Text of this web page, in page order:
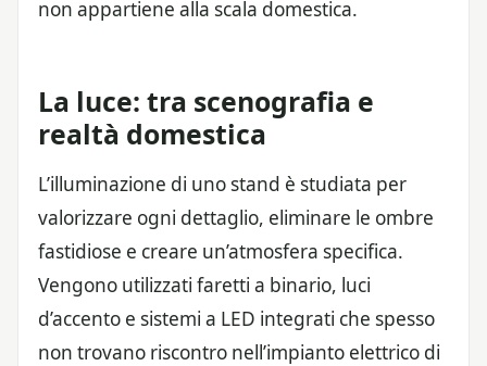
non appartiene alla scala domestica.
La luce: tra scenografia e
realtà domestica
L’illuminazione di uno stand è studiata per
valorizzare ogni dettaglio, eliminare le ombre
fastidiose e creare un’atmosfera specifica.
Vengono utilizzati faretti a binario, luci
d’accento e sistemi a LED integrati che spesso
non trovano riscontro nell’impianto elettrico di